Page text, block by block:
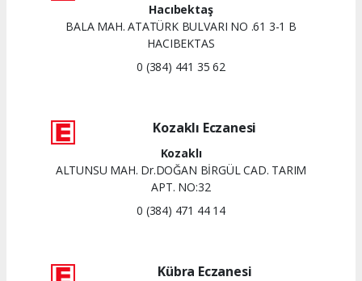
Hacıbektaş
BALA MAH. ATATÜRK BULVARI NO .61 3-1 B
HACIBEKTAS
0 (384) 441 35 62
Kozaklı Eczanesi
Kozaklı
ALTUNSU MAH. Dr.DOĞAN BİRGÜL CAD. TARIM
APT. NO:32
0 (384) 471 44 14
Kübra Eczanesi